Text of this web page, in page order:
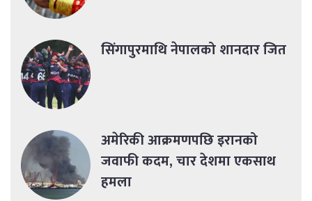
सिंगापुरमाथि नेपालको शानदार जित
अमेरिकी आक्रमणपछि इरानको
जवाफी कदम, चार देशमा एकसाथ
हमला